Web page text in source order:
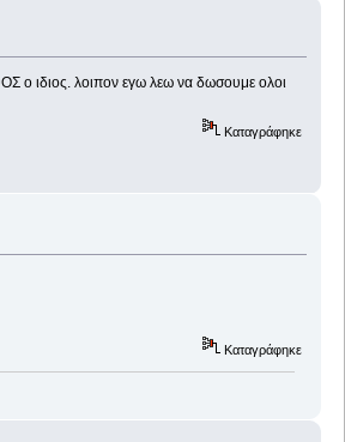
ο ιδιος. λοιπον εγω λεω να δωσουμε ολοι
Καταγράφηκε
Καταγράφηκε